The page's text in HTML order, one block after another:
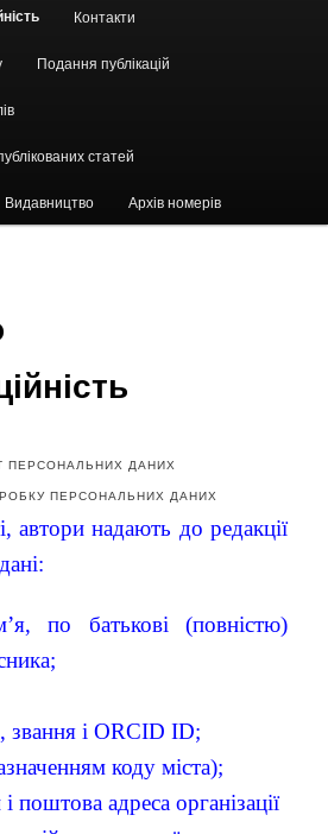
Контакти
Подання публікацій
статей
Видавництво Архів номерів
ПЕРСОНАЛЬНИХ ДАНИХ
ПЕРСОНАЛЬНИХ ДАНИХ
автори надають до редакції
по батькові (повністю)
звання і ORCID ID;
коду міста);
поштова адреса організації